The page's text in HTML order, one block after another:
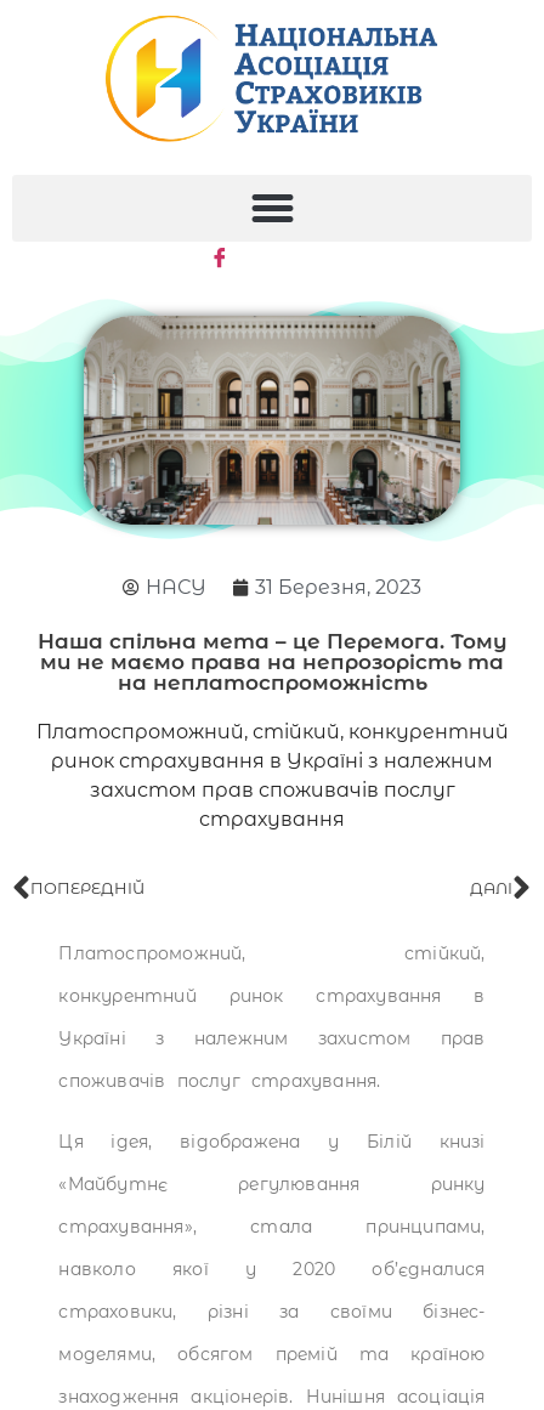
НАСУ 31 Березня, 2023
Наша спільна мета – це Перемога. Тому
ми не маємо права на непрозорість та
на неплатоспроможність
Платоспроможний, стійкий, конкурентний
ринок страхування в Україні з належним
захистом прав споживачів послуг
страхування
ПОПЕРЕДНІЙ ДАЛІ
Платоспроможний, стійкий,
конкурентний ринок страхування в
Україні з належним захистом прав
споживачів послуг страхування.
Ця ідея, відображена у Білій книзі
«Майбутнє регулювання ринку
страхування», стала принципами,
навколо якої у 2020 об’єдналися
страховики, різні за своїми бізнес-
моделями, обсягом премій та країною
знаходження акціонерів. Нинішня асоціація